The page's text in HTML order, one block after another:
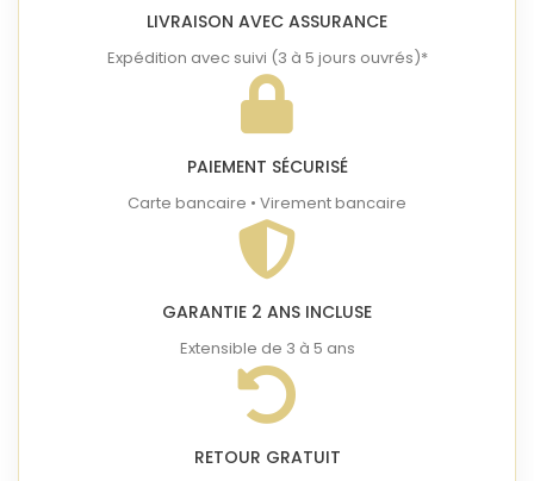
LIVRAISON AVEC ASSURANCE
Expédition avec suivi (3 à 5 jours ouvrés)*
PAIEMENT SÉCURISÉ
Carte bancaire • Virement bancaire
GARANTIE 2 ANS INCLUSE
Extensible de 3 à 5 ans
RETOUR GRATUIT